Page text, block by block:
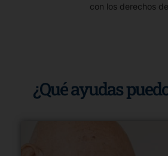
con los derechos
¿Qué ayudas